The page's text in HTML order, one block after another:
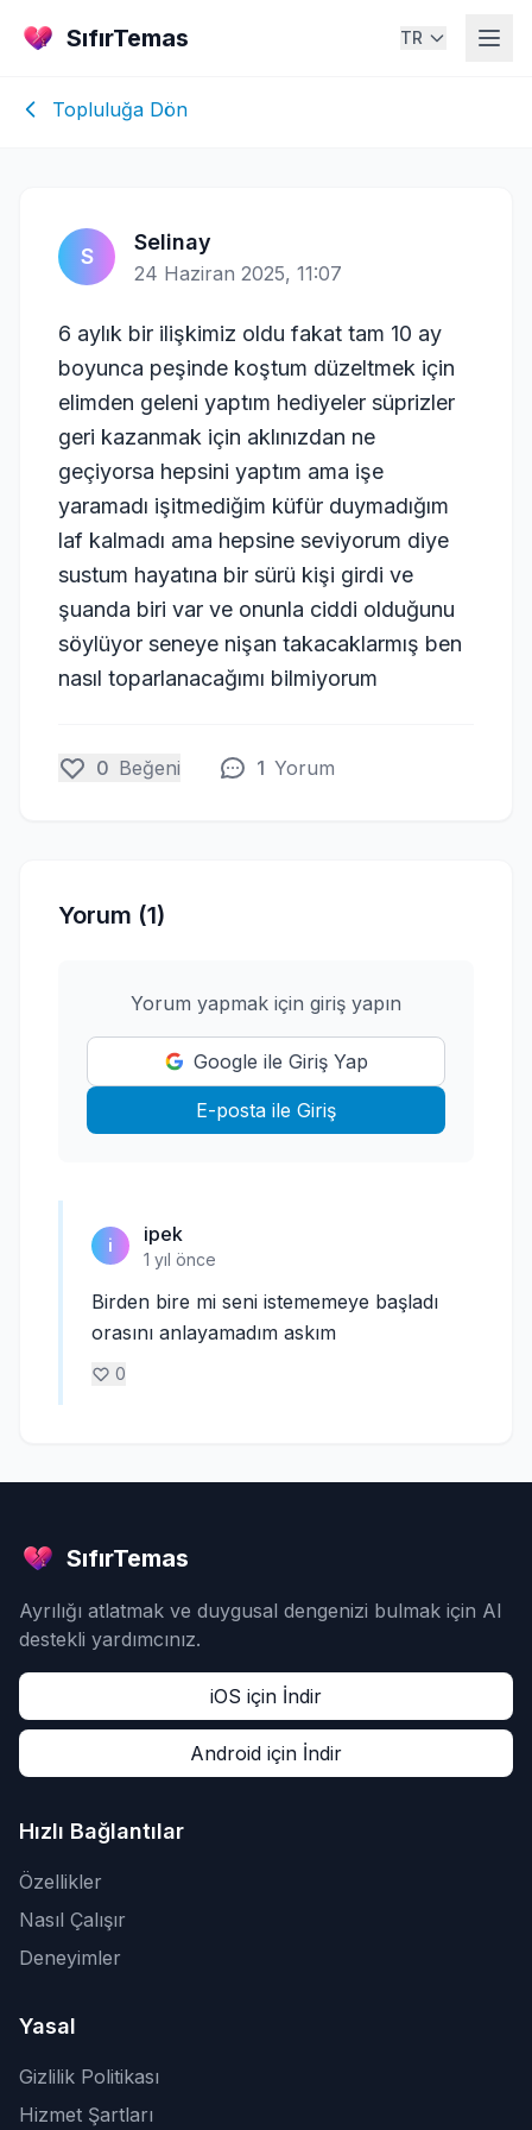
SıfırTemas TR
Topluluğa Dön
S
Selinay
24 Haziran 2025, 11:07
6 aylık bir ilişkimiz oldu fakat tam 10 ay
boyunca peşinde koştum düzeltmek için
elimden geleni yaptım hediyeler süprizler
geri kazanmak için aklınızdan ne
geçiyorsa hepsini yaptım ama işe
yaramadı işitmediğim küfür duymadığım
laf kalmadı ama hepsine seviyorum diye
sustum hayatına bir sürü kişi girdi ve
şuanda biri var ve onunla ciddi olduğunu
söylüyor seneye nişan takacaklarmış ben
nasıl toparlanacağımı bilmiyorum
0 Beğeni 1 Yorum
Yorum (1)
Yorum yapmak için giriş yapın
Google ile Giriş Yap
E-posta ile Giriş
i ipek
1 yıl önce
Birden bire mi seni istememeye başladı
orasını anlayamadım askım
0
SıfırTemas
Ayrılığı atlatmak ve duygusal dengenizi bulmak için AI
destekli yardımcınız.
iOS için İndir
Android için İndir
Hızlı Bağlantılar
Özellikler
Nasıl Çalışır
Deneyimler
Yasal
Gizlilik Politikası
Hizmet Şartları